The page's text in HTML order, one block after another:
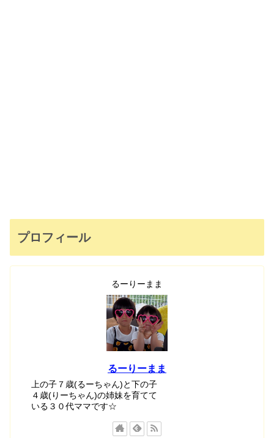
プロフィール
るーりーまま
るーりーまま
上の子７歳(るーちゃん)と下の子
４歳(りーちゃん)の姉妹を育てて
いる３０代ママです☆